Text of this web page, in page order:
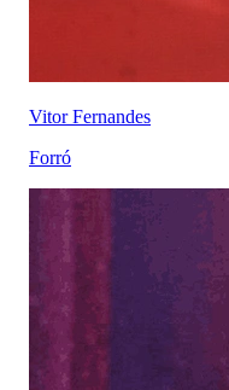
Vitor Fernandes
Forró